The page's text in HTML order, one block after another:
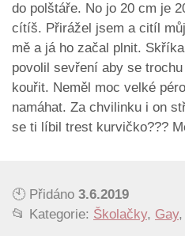
do polštáře. No jo 20 cm je
cítíš. Přirážel jsem a citíl
mě a já ho začal plnit.
povolil sevření aby se
kouřit. Neměl moc velké
namáhat. Za chvilinku i on
se ti líbil trest kurvičko???
🕙 Přidáno 3.6.2019
📂 Kategorie: Školačky, Gay,